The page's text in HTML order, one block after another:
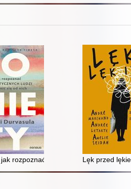
rozpoznać narcystycznych ludzi i
Lęk przed